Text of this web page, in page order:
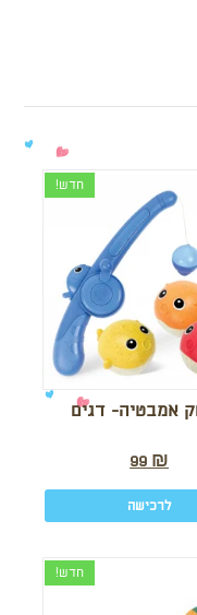
חדש!
אמבטיה- דגים
99 ₪
לרכישה
חדש!